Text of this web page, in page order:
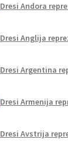
Dresi Andora
Dresi Anglija
Dresi Argentina
Dresi Armenija
Dresi Avstrija